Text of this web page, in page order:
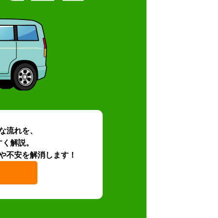
流れを、
解説。
不安を解消します！